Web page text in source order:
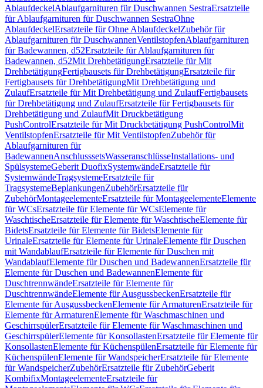
AblaufdeckelAblaufgarnituren für Duschwannen SestraErsatzteile
für Ablaufgarnituren für Duschwannen SestraOhne
AblaufdeckelErsatzteile für Ohne AblaufdeckelZubehör für
Ablaufgarnituren für DuschwannenVentilstopfenAblaufgarnituren
für Badewannen, d52Ersatzteile für Ablaufgarnituren für
Badewannen, d52Mit DrehbetätigungErsatzteile für Mit
DrehbetätigungFertigbausets für DrehbetätigungErsatzteile für
Fertigbausets für DrehbetätigungMit Drehbetätigung und
ZulaufErsatzteile für Mit Drehbetätigung und ZulaufFertigbausets
für Drehbetätigung und ZulaufErsatzteile für Fertigbausets für
Drehbetätigung und ZulaufMit Druckbetätigung
PushControlErsatzteile für Mit Druckbetätigung PushControlMit
VentilstopfenErsatzteile für Mit VentilstopfenZubehör für
Ablaufgarnituren für
BadewannenAnschlusssetsWasseranschlüsseInstallations- und
SpülsystemeGeberit DuofixSystemwändeErsatzteile für
SystemwändeTragsystemeErsatzteile für
TragsystemeBeplankungenZubehörErsatzteile für
ZubehörMontageelementeErsatzteile für MontageelementeElemente
für WCsErsatzteile für Elemente für WCsElemente für
WaschtischeErsatzteile für Elemente für WaschtischeElemente für
BidetsErsatzteile für Elemente für BidetsElemente für
UrinaleErsatzteile für Elemente für UrinaleElemente für Duschen
mit WandablaufErsatzteile für Elemente für Duschen mit
WandablaufElemente für Duschen und BadewannenErsatzteile für
Elemente für Duschen und BadewannenElemente für
DuschtrennwändeErsatzteile für Elemente für
DuschtrennwändeElemente für AusgussbeckenErsatzteile für
Elemente für AusgussbeckenElemente für ArmaturenErsatzteile für
Elemente für ArmaturenElemente für Waschmaschinen und
GeschirrspülerErsatzteile für Elemente für Waschmaschinen und
GeschirrspülerElemente für KonsollastenErsatzteile für Elemente für
KonsollastenElemente für KüchenspülenErsatzteile für Elemente für
KüchenspülenElemente für WandspeicherErsatzteile für Elemente
für WandspeicherZubehörErsatzteile für ZubehörGeberit
KombifixMontageelementeErsatzteile für